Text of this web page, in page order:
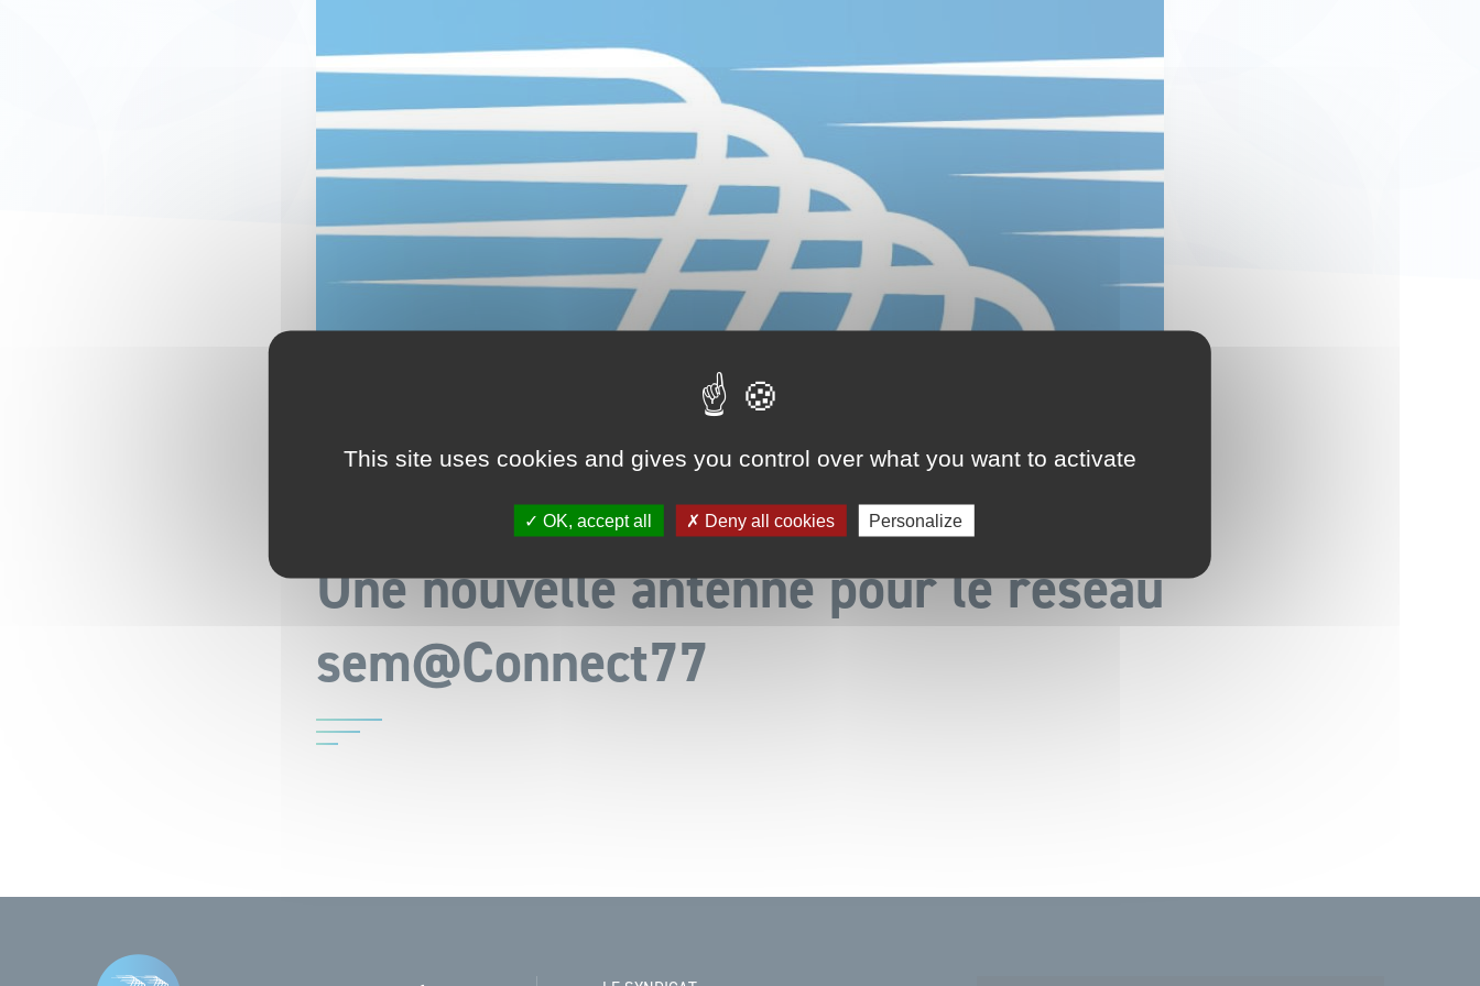
Une nouvelle antenne pour le réseau
sem@Connect77
This site uses cookies and gives you control over what you want to activate
OK, accept all Deny all cookies Personalize